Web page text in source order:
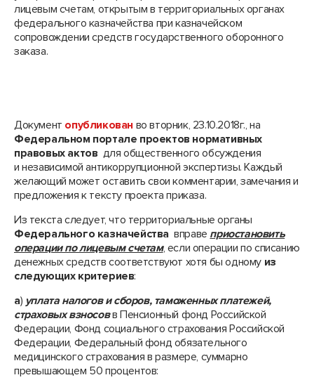
лицевым счетам, открытым в территориальных органах
федерального казначейства при казначейском
сопровождении средств государственного оборонного
заказа.
Документ опубликован во вторник, 23.10.2018г., на
Федеральном портале проектов нормативных
правовых актов для общественного обсуждения
и независимой антикоррупционной экспертизы. Каждый
желающий может оставить свои комментарии, замечания и
предложения к тексту проекта приказа.
Из текста следует, что территориальные органы
Федерального казначейства вправе приостановить
операции по лицевым счетам, если операции по списанию
денежных средств соответствуют хотя бы одному из
следующих критериев:
а) уплата налогов и сборов, таможенных платежей,
страховых взносовв Пенсионный фонд Российской
Федерации, Фонд социального страхования Российской
Федерации, Федеральный фонд обязательного
медицинского страхования в размере, суммарно
превышающем 50 процентов: